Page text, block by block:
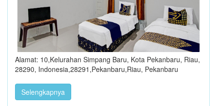
Alamat: 10,Kelurahan Simpang Baru, Kota Pekanbaru, Riau,
28290, Indonesia,28291,Pekanbaru,Riau, Pekanbaru
Selengkapnya